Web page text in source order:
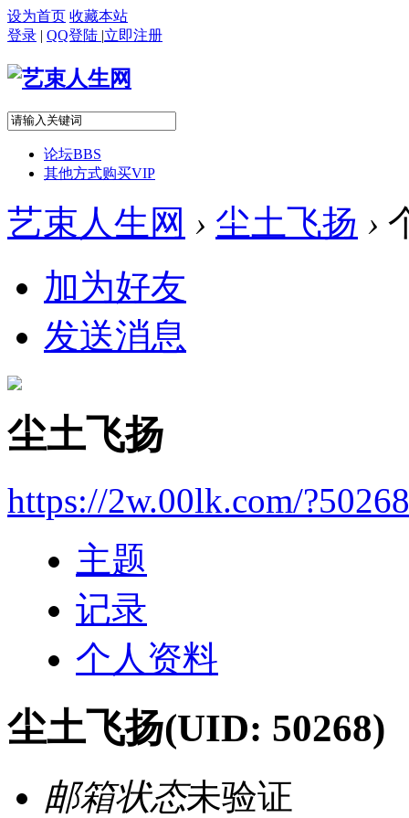
设为首页 收藏本站
登录 | QQ登陆 |立即注册
论坛BBS
其他方式购买VIP
艺束人生网 › 尘土飞扬 ›
加为好友
发送消息
尘土飞扬
https://2w.00lk.com/?50268
主题
记录
个人资料
尘土飞扬(UID: 50268)
邮箱状态未验证